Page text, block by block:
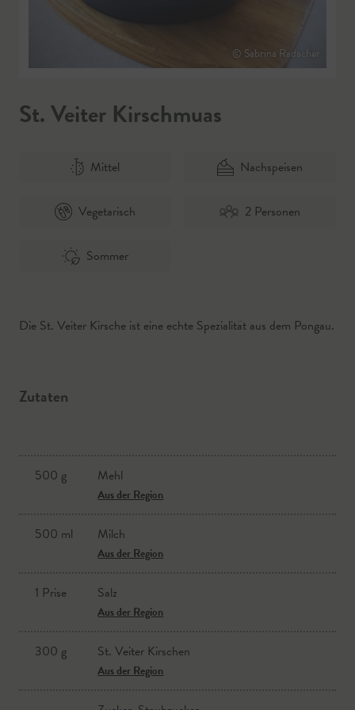
© Sabrina Radacher
St. Veiter Kirschmuas
Mittel Nachspeisen
Vegetarisch 2 Personen
Sommer
Die St. Veiter Kirsche ist eine echte Spezialität aus dem Pongau.
Zutaten
500 g Mehl
Aus der Region
500 ml Milch
Aus der Region
1 Prise Salz
Aus der Region
300 g St. Veiter Kirschen
Aus der Region